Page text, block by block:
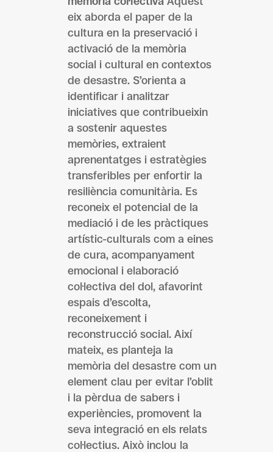
eix aborda el paper de la
cultura en la preservació i
activació de la memòria
social i cultural en contextos
de desastre. S’orienta a
identificar i analitzar
iniciatives que contribueixin
a sostenir aquestes
memòries, extraient
aprenentatges i estratègies
transferibles per enfortir la
resiliència comunitària. Es
reconeix el potencial de la
mediació i de les pràctiques
artístic-culturals com a eines
de cura, acompanyament
emocional i elaboració
col·lectiva del dol, afavorint
espais d’escolta,
reconeixement i
reconstrucció social. Així
mateix, es planteja la
memòria del desastre com un
element clau per evitar l’oblit
i la pèrdua de sabers i
experiències, promovent la
seva integració en els relats
col·lectius. Això inclou la